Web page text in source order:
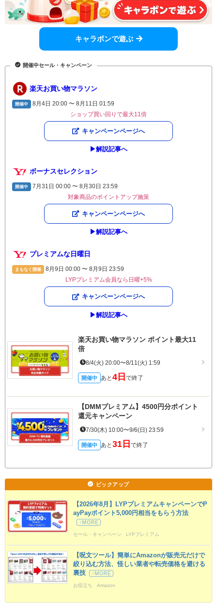
キャラポンで遊ぶ
開催中セール・キャンペーン
楽天お買い物マラソン
開催中
8月4日 20:00 〜 8月11日 01:59
ショップ買い回りで最大11倍
キャンペーンページへ
▶︎解説記事へ
ボーナスセレクション
開催中
7月31日 00:00 〜 8月30日 23:59
対象商品のポイントアップ施策
キャンペーンページへ
▶︎解説記事へ
プレミアムな日曜日
まもなく開催
8月9日 00:00 〜 8月9日 23:59
LYPプレミアム会員なら日曜+5%
キャンペーンページへ
▶︎解説記事へ
楽天お買い物マラソン ポイント最大11
倍
8/4(火) 20:00〜8/11(火) 1:59
開催中 あと 4日 で終了
【DMMプレミアム】4500円分ポイント
還元キャンペーン
7/30(木) 10:00〜9/6(日) 23:59
開催中 あと 31日 で終了
ピックアップ
【2026年8月】LYPプレミアムキャンペーンでP
ayPayポイント5,000円相当をもらう方法
セール・キャンペーン LYPプレミアム
Yahoo!ショッピング タダポチ 定期更新
【呪文ツール】簡単にAmazonが販売元だけで
絞り込む方法、怪しい業者や転売価格を避ける
裏技
お役立ち Amazon